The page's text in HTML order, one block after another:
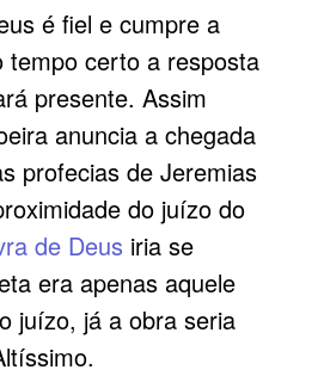
é fiel e cumpre a
tempo certo a resposta
presente. Assim
anuncia a chegada
profecias de Jeremias
do juízo do
de Deus iria se
era apenas aquele
juízo, já a obra seria